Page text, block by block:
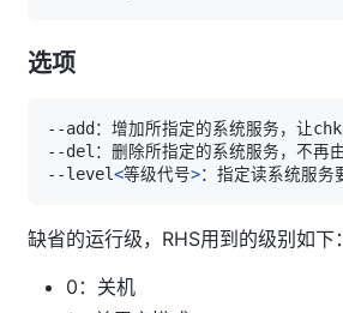
选项
--level<等级代号>
缺省的运行级，RHS用到的级别如下：
0：关机